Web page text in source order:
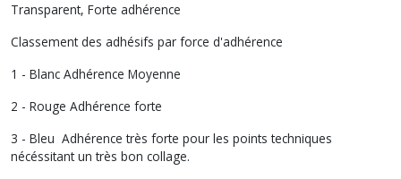
Transparent, Forte adhérence
Classement des adhésifs par force d'adhérence
1 - Blanc Adhérence Moyenne
2 - Rouge Adhérence forte
3 - Bleu Adhérence très forte pour les points techniques
nécéssitant un très bon collage.